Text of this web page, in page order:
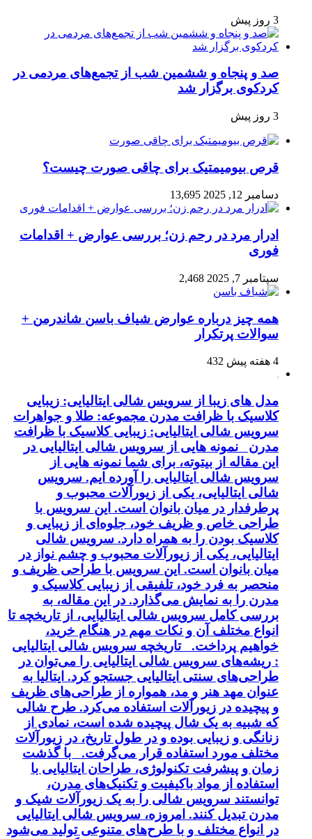
3 روز پیش
صد و پنجاه‌ و ششمین شب از تجمع‌های مردمی در
کردکوی برگزار شد
3 روز پیش
قرص بیومیمتیک برای چاقی صورت چیست؟
دسامبر 12, 2025 13,695
ادرار مرد در رحم زن؛ بررسی عوارض + اقدامات
فوری
سپتامبر 7, 2025 2,468
همه چیز درباره عوارض شیاف باسن شاندرمن +
سوالات پرتکرار
4 هفته پیش 432
مدل های زیبا از سرویس شالی ایتالیایی: زیبایی
کلاسیک با ظرافت مدرن مجموعه: طلا و جواهرات
سرویس شالی ایتالیایی: زیبایی کلاسیک با ظرافت
مدرن نمونه هایی از سرویس شالی ایتالیایی در
این مقاله از بیتوته، برای شما نمونه هایی از
سرویس شالی ایتالیایی را آورده ایم. سرویس
شالی ایتالیایی، یکی از زیورآلات محبوب و
پرطرفدار در میان بانوان است. این سرویس با
طراحی خاص و ظریف خود، جلوه‌ای از زیبایی و
کلاسیک بودن را به همراه دارد. سرویس شالی
ایتالیایی، یکی از زیورآلات محبوب و چشم نواز در
میان بانوان است. این سرویس با طراحی ظریف و
منحصر به فرد خود، تلفیقی از زیبایی کلاسیک و
مدرن را به نمایش می‌گذارد. در این مقاله، به
بررسی کامل سرویس شالی ایتالیایی، از تاریخچه تا
انواع مختلف آن و نکات مهم در هنگام خرید،
خواهیم پرداخت. تاریخچه سرویس شالی ایتالیایی
: ریشه‌های سرویس شالی ایتالیایی را می‌توان در
طراحی‌های سنتی ایتالیایی جستجو کرد. ایتالیا به
عنوان مهد هنر و مد، همواره از طراحی‌های ظریف
و پیچیده در زیورآلات استفاده می‌کرد. طرح شالی
که شبیه به یک شال پیچیده شده است، نمادی از
زنانگی و زیبایی بوده و در طول تاریخ، در زیورآلات
مختلف مورد استفاده قرار می‌گرفت. با گذشت
زمان و پیشرفت تکنولوژی، طراحان ایتالیایی با
استفاده از مواد باکیفیت و تکنیک‌های مدرن،
توانستند سرویس شالی را به یک زیورآلات شیک و
مدرن تبدیل کنند. امروزه، سرویس شالی ایتالیایی
در انواع مختلف و با طرح‌های متنوعی تولید می‌شود